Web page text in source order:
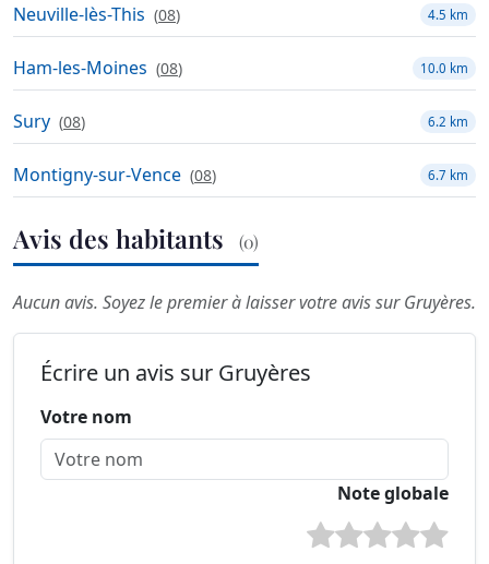
Neuville-lès-This (08) 4.5 km
Ham-les-Moines (08) 10.0 km
Sury (08) 6.2 km
Montigny-sur-Vence (08) 6.7 km
Avis des habitants (0)
Aucun avis. Soyez le premier à laisser votre avis sur Gruyères.
Écrire un avis sur Gruyères
Votre nom
Note globale